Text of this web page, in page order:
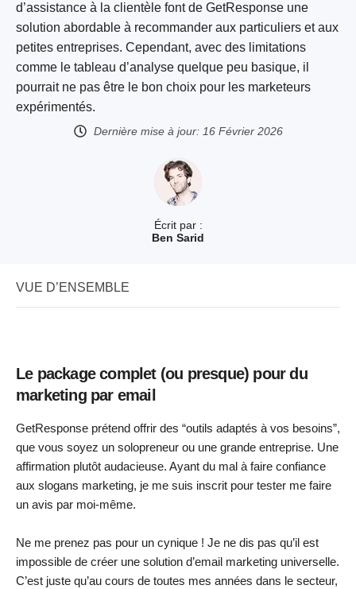
Écrit par :
Ben Sarid
d’assistance à la clientèle font de GetResponse une
solution abordable à recommander aux particuliers et aux
petites entreprises. Cependant, avec des limitations
comme le tableau d’analyse quelque peu basique, il
pourrait ne pas être le bon choix pour les marketeurs
expérimentés.
Dernière mise à jour: 16 Février 2026
VUE D’ENSEMBLE
Le package complet (ou presque) pour du
marketing par email
GetResponse prétend offrir des “outils adaptés à vos besoins”,
que vous soyez un solopreneur ou une grande entreprise. Une
affirmation plutôt audacieuse. Ayant du mal à faire confiance
aux slogans marketing, je me suis inscrit pour tester me faire
un avis par moi-même.
Ne me prenez pas pour un cynique ! Je ne dis pas qu’il est
impossible de créer une solution d’email marketing universelle.
C’est juste qu’au cours de toutes mes années dans le secteur,